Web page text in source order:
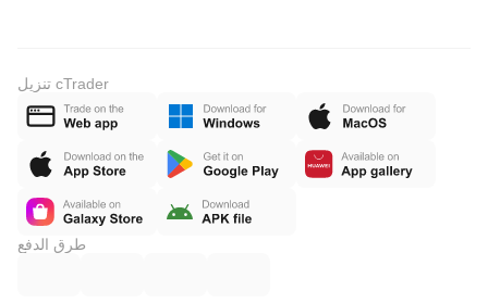
تنزيل cTrader
طرق الدفع